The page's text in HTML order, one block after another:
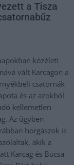
a Tisza
közéleti
vált Karcagon a
csatornák
és az azokból
kellemetlen
Az ügyben
horgászok is
akik a
Karcag és Bucsa